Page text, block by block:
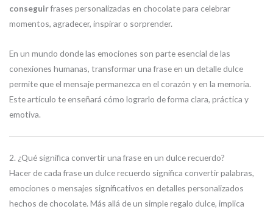
conseguirfrases personalizadas en chocolate para celebrar
momentos, agradecer, inspirar o sorprender.
En un mundo donde las emociones son parte esencial de las
conexiones humanas, transformar una frase en un detalle dulce
permite que el mensaje permanezca en el corazón y en la memoria.
Este artículo te enseñará cómo lograrlo de forma clara, práctica y
emotiva.
2. ¿Qué significa convertir una frase en un dulce recuerdo?
Hacer de cada frase un dulce recuerdo significa convertir palabras,
emociones o mensajes significativos en detalles personalizados
hechos de chocolate. Más allá de un simple regalo dulce, implica